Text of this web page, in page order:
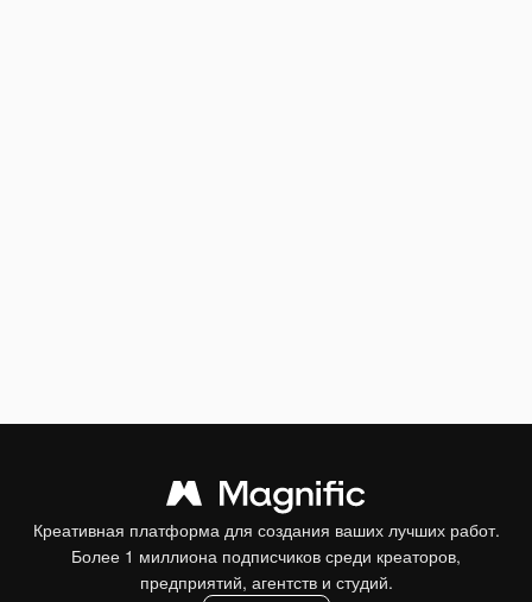
Креативная платформа для создания ваших лучших работ.
Более 1 миллиона подписчиков среди креаторов,
предприятий, агентств и студий.